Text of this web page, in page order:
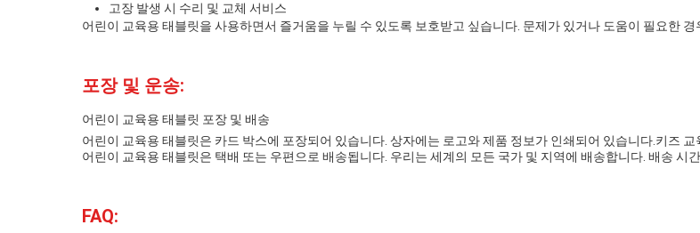
고장 발생 시 수리 및 교체 서비스
어린이 교육용 태블릿을 사용하면서 즐거움을 누릴 수 있도록 보호받고 싶습니다. 문제가 있거나 도움이 필요한 경
포장 및 운송:
어린이 교육용 태블릿 포장 및 배송
어린이 교육용 태블릿은 카드 박스에 포장되어 있습니다. 상자에는 로고와 제품 정보가 인쇄되어 있습니다.키즈
어린이 교육용 태블릿은 택배 또는 우편으로 배송됩니다. 우리는 세계의 모든 국가 및 지역에 배송합니다. 배송 시
FAQ: